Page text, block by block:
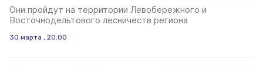
Они пройдут на территории Левобережного и
Восточнодельтового лесничеств региона
30 марта , 20:00